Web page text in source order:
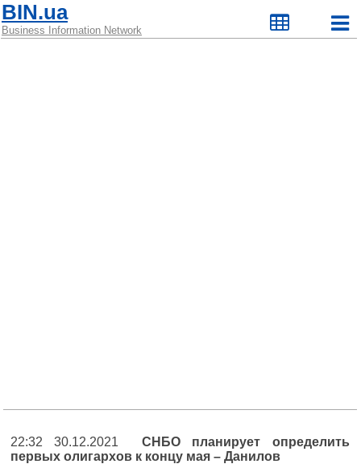
BIN.ua
Business Information Network
22:32 30.12.2021 СНБО планирует определить
первых олигархов к концу мая – Данилов